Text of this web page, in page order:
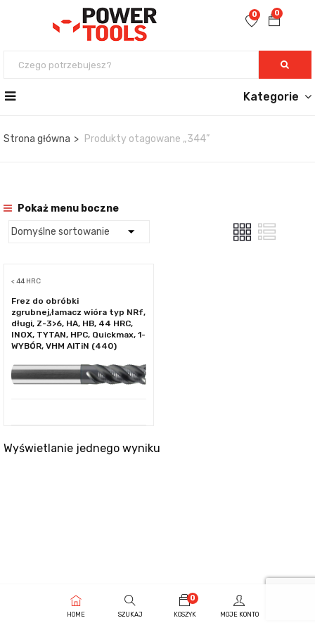
0
0
Kategorie
Strona główna Produkty otagowane „344”
Pokaż menu boczne
< 44 HRC
Frez do obróbki
zgrubnej,łamacz wióra typ NRf,
długi, Z-3>6, HA, HB, 44 HRC,
INOX, TYTAN, HPC, Quickmax, 1-
WYBÓR, VHM AlTiN (440)
Wyświetlanie jednego wyniku
HOME SZUKAJ
0
KOSZYK MOJE KONTO